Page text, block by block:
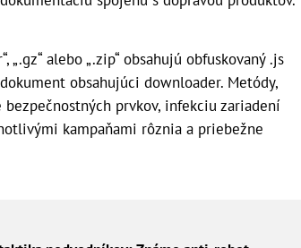
„.gz“ alebo „.zip“ obsahujú obfuskovaný .js
obsahujúci downloader. Metódy,
prvkov, infekciu zariadení
kampaňami rôznia a priebežne